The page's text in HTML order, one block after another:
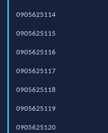
0905625114
0905625115
0905625116
0905625117
0905625118
0905625119
0905625120